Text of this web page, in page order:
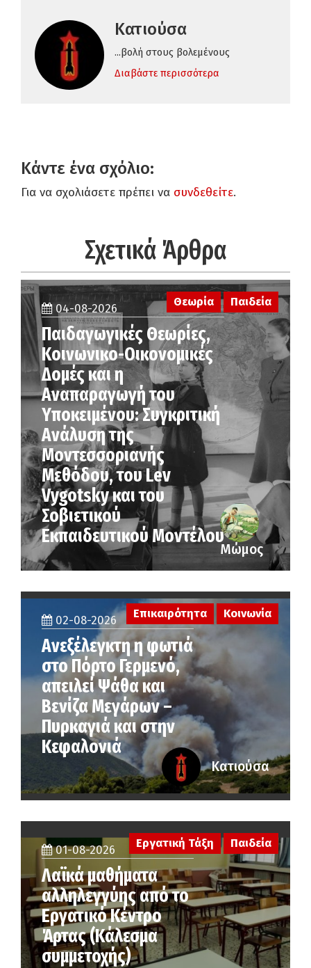
Κατιούσα
...βολή στους βολεμένους
Διαβάστε περισσότερα
Κάντε ένα σχόλιο:
Για να σχολιάσετε πρέπει να συνδεθείτε.
Σχετικά Άρθρα
Θεωρία Παιδεία
04-08-2026
Παιδαγωγικές Θεωρίες,
Κοινωνικο-Οικονομικές
Δομές και η
Αναπαραγωγή του
Υποκειμένου: Συγκριτική
Ανάλυση της
Μοντεσσοριανής
Μεθόδου, του Lev
Vygotsky και του
Σοβιετικού
Εκπαιδευτικού Μοντέλου
Μώμος
02-08-2026
Ανεξέλεγκτη η φωτιά
στο Πόρτο Γερμενό,
απειλεί Ψάθα και
Βενίζα Μεγάρων –
Πυρκαγιά και στην
Κεφαλονιά
Επικαιρότητα Κοινωνία
Κατιούσα
01-08-2026
Λαϊκά μαθήματα
αλληλεγγύης από το
Εργατικό Κέντρο
Άρτας (Κάλεσμα
συμμετοχής)
Εργατική Τάξη Παιδεία